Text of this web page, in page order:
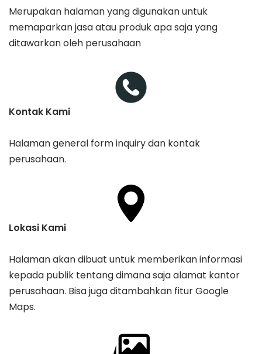
Merupakan halaman yang digunakan untuk
memaparkan jasa atau produk apa saja yang
ditawarkan oleh perusahaan
Kontak Kami
Halaman general form inquiry dan kontak
perusahaan.
Lokasi Kami
Halaman akan dibuat untuk memberikan informasi
kepada publik tentang dimana saja alamat kantor
perusahaan. Bisa juga ditambahkan fitur Google
Maps.